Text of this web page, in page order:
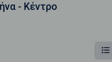
- Κέντρο